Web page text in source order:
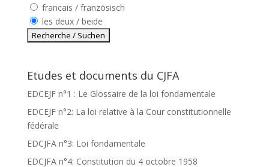
francais / französisch
les deux / beide
Etudes et documents du CJFA
EDCEJF n°1 : Le Glossaire de la loi fondamentale
EDCEJF n°2: La loi relative à la Cour constitutionnelle
fédérale
EDCJFA n°3: Loi fondamentale
EDCJFA n°4: Constitution du 4 octobre 1958